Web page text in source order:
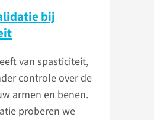
bij
van spasticiteit,
controle over de
armen en benen.
proberen we